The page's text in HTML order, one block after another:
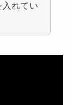
入れてい